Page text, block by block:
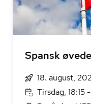
Spansk
18. august,
Tirsdag, 18:15